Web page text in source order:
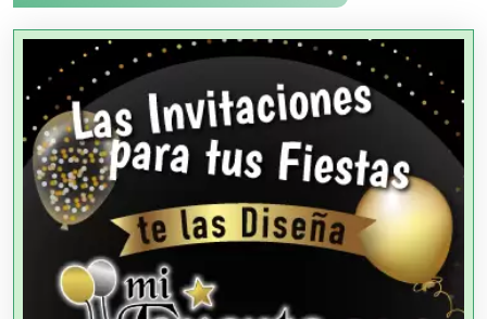
Agencias Aduanales
Agencias de Autos
Agencias de Cobranza
Agencias de Colocación